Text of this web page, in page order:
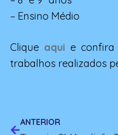
– Ensino Médio
Clique aqui e confira
trabalhos realizados
ANTERIOR